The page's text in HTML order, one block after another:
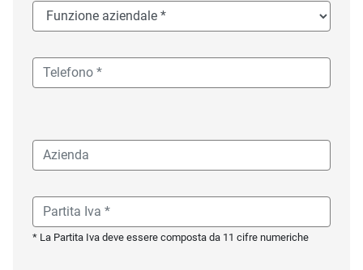
* La Partita Iva deve essere composta da 11 cifre numeriche